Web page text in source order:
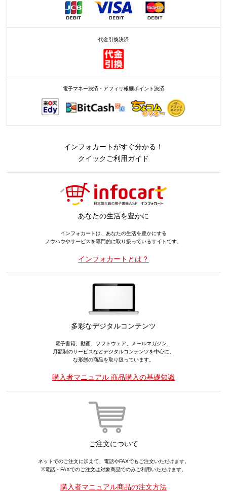
代金引換決済
電子マネー決済・アフィリ報酬ポイント決済
インフォカートがすぐ分かる！
クイックご利用ガイド
あなたの生活を豊かに
インフォカートは、あなたの生活を豊かにする
ノウハウやサービスを専門的に取り扱っているサイトです。
インフォカートとは？
多彩なデジタルコンテンツ
電子書籍、動画、ソフトウェア、メールマガジン、
月額制のサービスなどデジタルコンテンツを中心に、
な形態の商品を取り扱っています。
購入者マニュアル 商品購入の基礎知識
ご注文について
ネットでのご注文に加えて、電話やFAXでもご注文いただけます。
※電話・FAXでのご注文は対象商品でのみご利用いただけます。
購入者マニュアル商品の注文方法